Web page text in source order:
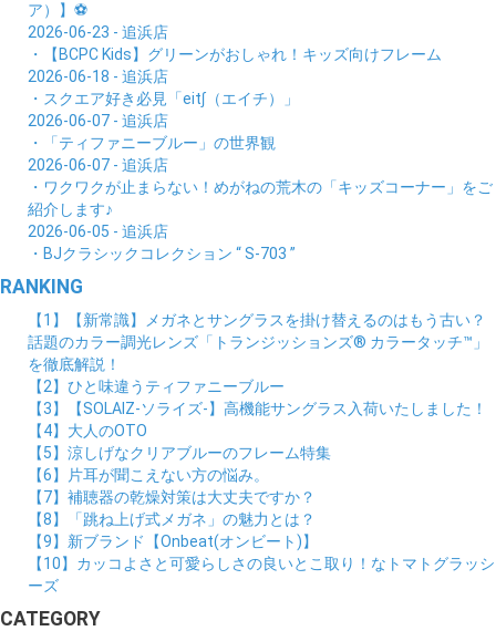
ア）】⚽
2026-06-23 - 追浜店
・【BCPC Kids】グリーンがおしゃれ！キッズ向けフレーム
2026-06-18 - 追浜店
・スクエア好き必見「eit∫（エイチ）」
2026-06-07 - 追浜店
・「ティファニーブルー」の世界観
2026-06-07 - 追浜店
・ワクワクが止まらない！めがねの荒木の「キッズコーナー」をご
紹介します♪
2026-06-05 - 追浜店
・BJクラシックコレクション “ S-703 ”
RANKING
【1】【新常識】メガネとサングラスを掛け替えるのはもう古い？
話題のカラー調光レンズ「トランジッションズ® カラータッチ™」
を徹底解説！
【2】ひと味違うティファニーブルー
【3】【SOLAIZ-ソライズ-】高機能サングラス入荷いたしました！
【4】大人のOTO
【5】涼しげなクリアブルーのフレーム特集
【6】片耳が聞こえない方の悩み。
【7】補聴器の乾燥対策は大丈夫ですか？
【8】「跳ね上げ式メガネ」の魅力とは？
【9】新ブランド【Onbeat(オンビート)】
【10】カッコよさと可愛らしさの良いとこ取り！なトマトグラッシ
ーズ
CATEGORY